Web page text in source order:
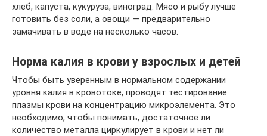
хлеб, капуста, кукуруза, виноград. Мясо и рыбу лучше
готовить без соли, а овощи — предварительно
замачивать в воде на несколько часов.
Норма калия в крови у взрослых и детей
Чтобы быть уверенным в нормальном содержании
уровня калия в кровотоке, проводят тестирование
плазмы крови на концентрацию микроэлемента. Это
необходимо, чтобы понимать, достаточное ли
количество металла циркулирует в крови и нет ли